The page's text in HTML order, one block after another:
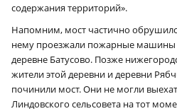
содержания территорий».
Напомним, мост частично
нему проезжали пожарные машины
деревне Батусово. Позже
жители этой деревни и деревни
починили мост. Они не могли
Линдовского сельсовета на тот